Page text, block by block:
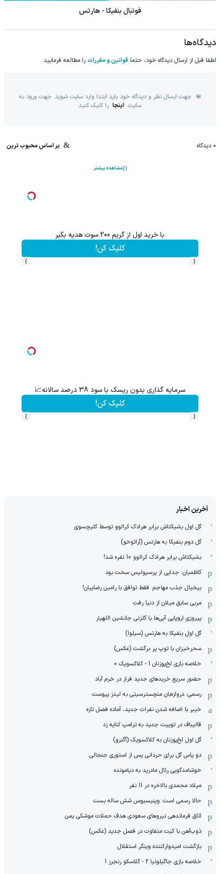
فوتبال بنفیکا - هارتس
دیدگاه‌ها
لطفا قبل از ارسال دیدگاه خود، حتما قوانین و مقررات را مطالعه فرمایید.
جهت ارسال نظر و دیدگاه خود باید ابتدا وارد سایت شوید. جهت ورود به
سایت اینجا را کلیک کنید
0 دیدگاه بر اساس محبوب ترین
مشاهده بیشتر
با خرید اول از گریم 200 سوت هدیه بگیر
کلیک کن!
‹
›
سرمایه گذاری بدون ریسک با سود 38 درصد سالانه📈
کلیک کن!
‹
›
آخرین اخبار
گل اول بشیکتاش برابر هرادک کرالوو توسط کلیچسوی
گل دوم بنفیکا به هارتس (آرائوخو)
بشیکتاش برابر هرادک کرالوو 10 نفره شد!
کاظمیان: جدایی از پرسپولیس سخت بود
بیخیال جذب مهاجم: فقط توافق با رامین رضاییان!
مربی سابق میلان از دنیا رفت
پیروزی اروپایی آبی‌ها با گلزنی جانشین اللهیار
گل اول بنفیکا به هارتس (سیلوا)
سحرخیزان با توپ پر برگشت (عکس)
خلاصه بازی لخ‌پوزنان 1 - کلاکسویک 0
حضور سریع خریدهای جدید فراز در خرم آباد
رسمی: دروازه‌بان منچسترسیتی به لیدز پیوست
خیبر با اضافه شدن نفرات جدید، آماده فصل تازه
قالیباف در توییت جدید به ترامپ کنایه زد
گل اول لخ‌پوزنان به کلاکسویک (آگنرو)
دو پاس گل برای حردانی پس از استوری جنجالی
خوشامدگویی رئال مادرید به دیامونده
میلاد محمدی بالاخره در 11 نفر
حالا رسمی است: وینیسیوس شش ساله بست
اتاق فرماندهی نیروهای سعودی هدف حملات موشکی یمن
ذوب‌آهن با کیت متفاوت در فصل جدید (عکس)
بازگشت امیدوارکننده وینگر استقلال
خلاصه بازی جاگیلونیا 2 - گلاسکو رنجرز 1